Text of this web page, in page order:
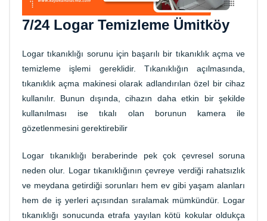
7/24 Logar Temizleme Ümitköy
Logar tıkanıklığı sorunu için başarılı bir tıkanıklık açma ve
temizleme işlemi gereklidir. Tıkanıklığın açılmasında,
tıkanıklık açma makinesi olarak adlandırılan özel bir cihaz
kullanılır. Bunun dışında, cihazın daha etkin bir şekilde
kullanılması ise tıkalı olan borunun kamera ile
gözetlenmesini gerektirebilir
Logar tıkanıklığı beraberinde pek çok çevresel soruna
neden olur. Logar tıkanıklığının çevreye verdiği rahatsızlık
ve meydana getirdiği sorunları hem ev gibi yaşam alanları
hem de iş yerleri açısından sıralamak mümkündür. Logar
tıkanıklığı sonucunda etrafa yayılan kötü kokular oldukça